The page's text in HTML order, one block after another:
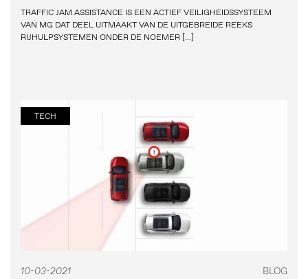
TRAFFIC JAM ASSISTANCE IS EEN ACTIEF VEILIGHEIDSSYSTEEM
VAN MG DAT DEEL UITMAAKT VAN DE UITGEBREIDE REEKS
RIJHULPSYSTEMEN ONDER DE NOEMER […]
TECH
10-03-2021 BLOG